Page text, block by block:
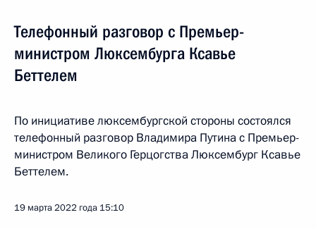
Телефонный разговор с Премьер-
министром Люксембурга Ксавье
Беттелем
По инициативе люксембургской стороны состоялся
телефонный разговор Владимира Путина с Премьер-
министром Великого Герцогства Люксембург Ксавье
Беттелем.
19 марта 2022 года 15:10